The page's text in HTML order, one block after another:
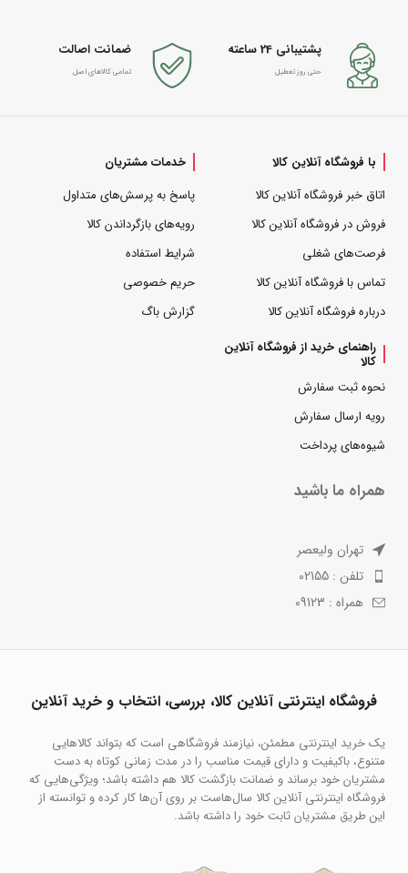
پشتیبانی 24 ساعته
حتی روز تعطیل
ضمانت اصالت
تمامی کالاهای اصل
با فروشگاه آنلاین کالا
اتاق خبر فروشگاه آنلاین کالا
فروش در فروشگاه آنلاین کالا
فرصت‌های شغلی
تماس با فروشگاه آنلاین کالا
درباره فروشگاه آنلاین کالا
خدمات مشتریان
پاسخ به پرسش‌های متداول
رویه‌های بازگرداندن کالا
شرایط استفاده
حریم خصوصی
گزارش باگ
راهنمای خرید از فروشگاه آنلاین
کالا
نحوه ثبت سفارش
رویه ارسال سفارش
شیوه‌های پرداخت
همراه ما باشید
تهران ولیعصر
تلفن : 02155
همراه : 09123
فروشگاه اینترنتی آنلاین کالا، بررسی، انتخاب و خرید آنلاین
یک خرید اینترنتی مطمئن، نیازمند فروشگاهی است که بتواند کالاهایی
متنوع، باکیفیت و دارای قیمت مناسب را در مدت زمانی کوتاه به دست
مشتریان خود برساند و ضمانت بازگشت کالا هم داشته باشد؛ ویژگی‌هایی که
فروشگاه اینترنتی آنلاین کالا سال‌هاست بر روی آن‌ها کار کرده و توانسته از
این طریق مشتریان ثابت خود را داشته باشد.